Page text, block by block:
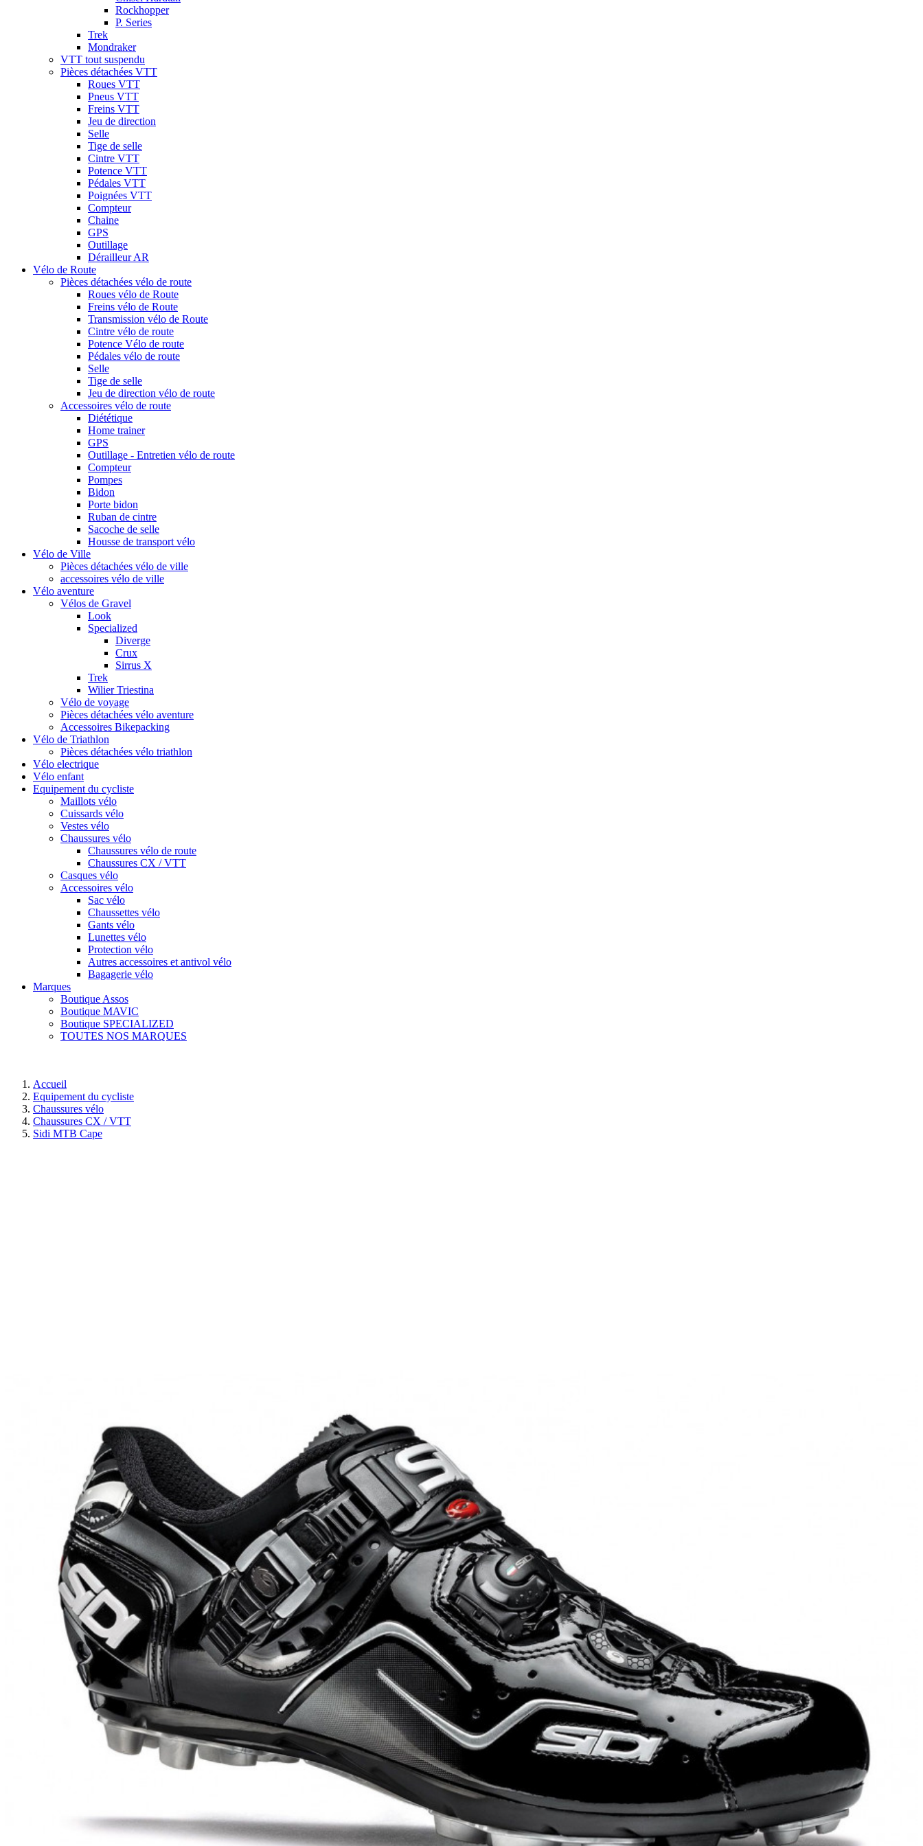
Rockhopper
P. Series
Trek
Mondraker
VTT tout suspendu
Pièces détachées VTT
Roues VTT
Pneus VTT
Freins VTT
Jeu de direction
Selle
Tige de selle
Cintre VTT
Potence VTT
Pédales VTT
Poignées VTT
Compteur
Chaine
GPS
Outillage
Dérailleur AR
Vélo de Route
Pièces détachées vélo de route
Roues vélo de Route
Freins vélo de Route
Transmission vélo de Route
Cintre vélo de route
Potence Vélo de route
Pédales vélo de route
Selle
Tige de selle
Jeu de direction vélo de route
Accessoires vélo de route
Diététique
Home trainer
GPS
Outillage - Entretien vélo de route
Compteur
Pompes
Bidon
Porte bidon
Ruban de cintre
Sacoche de selle
Housse de transport vélo
Vélo de Ville
Pièces détachées vélo de ville
accessoires vélo de ville
Vélo aventure
Vélos de Gravel
Look
Specialized
Diverge
Crux
Sirrus X
Trek
Wilier Triestina
Vélo de voyage
Pièces détachées vélo aventure
Accessoires Bikepacking
Vélo de Triathlon
Pièces détachées vélo triathlon
Vélo electrique
Vélo enfant
Equipement du cycliste
Maillots vélo
Cuissards vélo
Vestes vélo
Chaussures vélo
Chaussures vélo de route
Chaussures CX / VTT
Casques vélo
Accessoires vélo
Sac vélo
Chaussettes vélo
Gants vélo
Lunettes vélo
Protection vélo
Autres accessoires et antivol vélo
Bagagerie vélo
Marques
Boutique Assos
Boutique MAVIC
Boutique SPECIALIZED
TOUTES NOS MARQUES
Accueil
Equipement du cycliste
Chaussures vélo
Chaussures CX / VTT
Sidi MTB Cape